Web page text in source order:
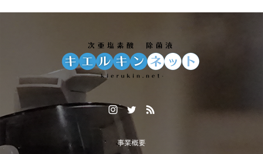
スプレーボトルが入荷致しました。
事業概要